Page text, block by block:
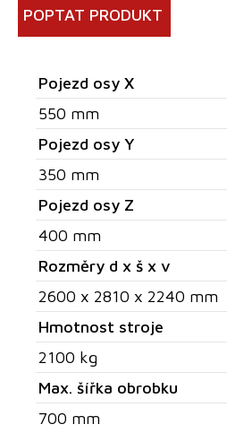
POPTAT PRODUKT
Pojezd osy X
550 mm
Pojezd osy Y
350 mm
Pojezd osy Z
400 mm
Rozměry d x š x v
2600 x 2810 x 2240 mm
Hmotnost stroje
2100 kg
Max. šířka obrobku
700 mm